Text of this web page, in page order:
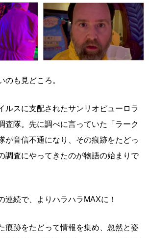
のも見どころ。
ルスに支配されたサンリオピューロラ
査隊。先に調べに言っていた「ラーク
が音信不通になり、その痕跡をたどっ
調査にやってきたのが物語の始まりで
連続で、よりハラハラMAXに！
痕跡をたどって情報を集め、忽然と姿